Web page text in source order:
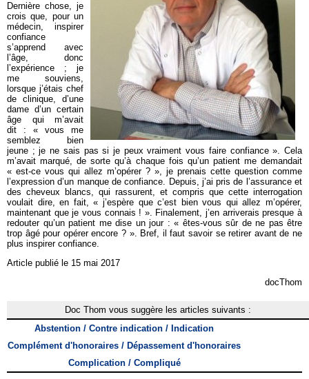
Dernière chose, je
crois que, pour un
médecin, inspirer
confiance
s’apprend avec
l’âge, donc
l’expérience ; je
me souviens,
lorsque j’étais chef
de clinique, d’une
dame d’un certain
âge qui m’avait
dit : « vous me
semblez bien
jeune ; je ne sais pas si je peux vraiment vous faire confiance ». Cela
m’avait marqué, de sorte qu’à chaque fois qu’un patient me demandait
« est-ce vous qui allez m’opérer ? », je prenais cette question comme
l’expression d’un manque de confiance. Depuis, j’ai pris de l’assurance et
des cheveux blancs, qui rassurent, et compris que cette interrogation
voulait dire, en fait, « j’espère que c’est bien vous qui allez m’opérer,
maintenant que je vous connais ! ». Finalement, j’en arriverais presque à
redouter qu’un patient me dise un jour : « êtes-vous sûr de ne pas être
trop âgé pour opérer encore ? ». Bref, il faut savoir se retirer avant de ne
plus inspirer confiance.
Article publié le 15 mai 2017
docThom
Doc Thom vous suggère les articles suivants :
Abstention / Contre indication / Indication
Complément d'honoraires / Dépassement d'honoraires
Complication / Compliqué